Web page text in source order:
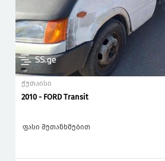
ქუთაისი
2010 - FORD Transit
ფასი შეთანხმებით